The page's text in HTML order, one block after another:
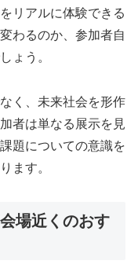
リアルに体験できる
わるのか、参加者自
ょう。
く、未来社会を形作
者は単なる展示を見
題についての意識を
ます。
場近くのおす